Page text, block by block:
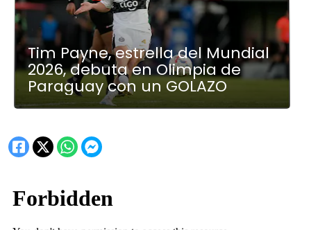
Tim Payne, estrella del Mundial
2026, debuta en Olimpia de
Paraguay con un GOLAZO